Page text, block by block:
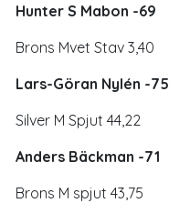
Hunter S Mabon -69
Brons Mvet Stav 3,40
Lars-Göran Nylén -75
Silver M Spjut 44,22
Anders Bäckman -71
Brons M spjut 43,75